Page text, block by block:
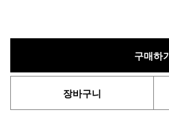
구매하기
장바구니